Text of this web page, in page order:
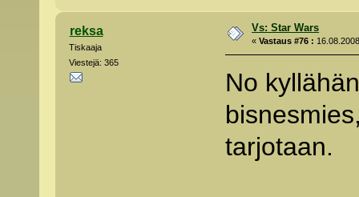
reksa
Tiskaaja
Viestejä: 365
Vs: Star Wars
«Vastaus #76 :
No
tarjotaan.